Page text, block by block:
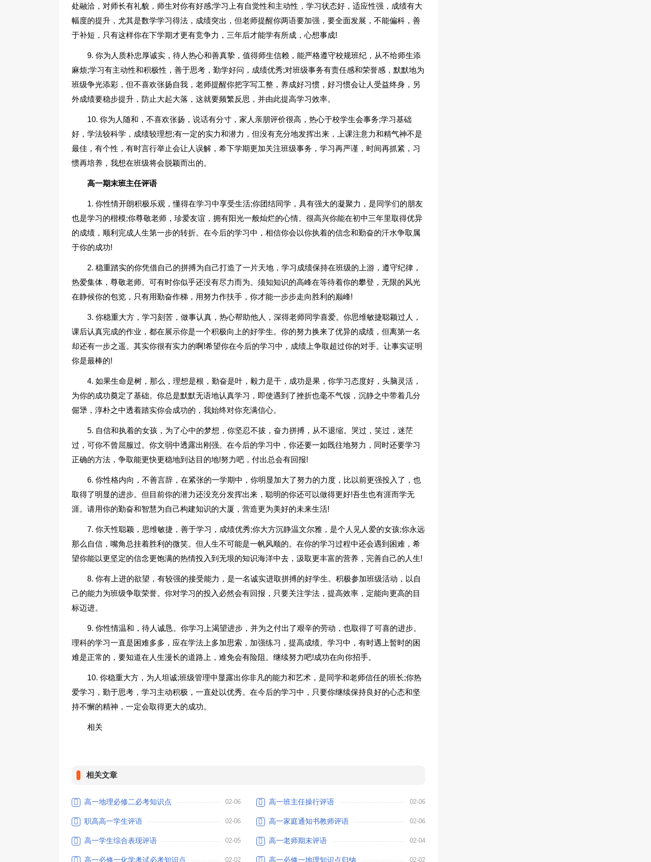
处融洽，对师长有礼貌，师生对你有好感;学习上有自觉性和主动性，学习状态好，适应性强，成绩有大
幅度的提升，尤其是数学学习得法，成绩突出，但老师提醒你两语要加强，要全面发展，不能偏科，善
于补短，只有这样你在下学期才更有竞争力，三年后才能学有所成，心想事成!
9. 你为人质朴忠厚诚实，待人热心和善真挚，值得师生信赖，能严格遵守校规班纪，从不给师生添
麻烦;学习有主动性和积极性，善于思考，勤学好问，成绩优秀;对班级事务有责任感和荣誉感，默默地为
班级争光添彩，但不喜欢张扬自我，老师提醒你把字写工整，养成好习惯，好习惯会让人受益终身，另
外成绩要稳步提升，防止大起大落，这就要频繁反思，并由此提高学习效率。
10. 你为人随和，不喜欢张扬，说话有分寸，家人亲朋评价很高，热心于校学生会事务;学习基础
好，学法较科学，成绩较理想;有一定的实力和潜力，但没有充分地发挥出来，上课注意力和精气神不是
最佳，有个性，有时言行举止会让人误解，希下学期更加关注班级事务，学习再严谨，时间再抓紧，习
惯再培养，我想在班级将会脱颖而出的。
高一期末班主任评语
1. 你性情开朗积极乐观，懂得在学习中享受生活;你团结同学，具有强大的凝聚力，是同学们的朋友
也是学习的楷模;你尊敬老师，珍爱友谊，拥有阳光一般灿烂的心情。很高兴你能在初中三年里取得优异
的成绩，顺利完成人生第一步的转折。在今后的学习中，相信你会以你执着的信念和勤奋的汗水争取属
于你的成功!
2. 稳重踏实的你凭借自己的拼搏为自己打造了一片天地，学习成绩保持在班级的上游，遵守纪律，
热爱集体，尊敬老师。可有时你似乎还没有尽力而为。须知知识的高峰在等待着你的攀登，无限的风光
在静候你的包览，只有用勤奋作梯，用努力作扶手，你才能一步步走向胜利的巅峰!
3. 你稳重大方，学习刻苦，做事认真，热心帮助他人，深得老师同学喜爱。你思维敏捷聪颖过人，
课后认真完成的作业，都在展示你是一个积极向上的好学生。你的努力换来了优异的成绩，但离第一名
却还有一步之遥。其实你很有实力的啊!希望你在今后的学习中，成绩上争取超过你的对手。让事实证明
你是最棒的!
4. 如果生命是树，那么，理想是根，勤奋是叶，毅力是干，成功是果，你学习态度好，头脑灵活，
为你的成功奠定了基础。你总是默默无语地认真学习，即使遇到了挫折也毫不气馁，沉静之中带着几分
倔犟，淳朴之中透着踏实你会成功的，我始终对你充满信心。
5. 自信和执着的女孩，为了心中的梦想，你坚忍不拔，奋力拼搏，从不退缩。哭过，笑过，迷茫
过，可你不曾屈服过。你文弱中透露出刚强。在今后的学习中，你还要一如既往地努力，同时还要学习
正确的方法，争取能更快更稳地到达目的地!努力吧，付出总会有回报!
6. 你性格内向，不善言辞，在紧张的一学期中，你明显加大了努力的力度，比以前更强投入了，也
取得了明显的进步。但目前你的潜力还没充分发挥出来，聪明的你还可以做得更好!吾生也有涯而学无
涯。请用你的勤奋和智慧为自己构建知识的大厦，营造更为美好的未来生活!
7. 你天性聪颖，思维敏捷，善于学习，成绩优秀;你大方沉静温文尔雅，是个人见人爱的女孩;你永远
那么自信，嘴角总挂着胜利的微笑。但人生不可能是一帆风顺的。在你的学习过程中还会遇到困难，希
望你能以更坚定的信念更饱满的热情投入到无垠的知识海洋中去，汲取更丰富的营养，完善自己的人生!
8. 你有上进的欲望，有较强的接受能力，是一名诚实进取拼搏的好学生。积极参加班级活动，以自
己的能力为班级争取荣誉。你对学习的投入必然会有回报，只要关注学法，提高效率，定能向更高的目
标迈进。
9. 你性情温和，待人诚恳。你学习上渴望进步，并为之付出了艰辛的劳动，也取得了可喜的进步。
理科的学习一直是困难多多，应在学法上多加思索，加强练习，提高成绩。学习中，有时遇上暂时的困
难是正常的，要知道在人生漫长的道路上，难免会有险阻。继续努力吧!成功在向你招手。
10. 你稳重大方，为人坦诚;班级管理中显露出你非凡的能力和艺术，是同学和老师信任的班长;你热
爱学习，勤于思考，学习主动积极，一直处以优秀。在今后的学习中，只要你继续保持良好的心态和坚
持不懈的精神，一定会取得更大的成功。
相关
相关文章
高一地理必修二必考知识点 02-06 高一班主任操行评语 02-06
职高高一学生评语 02-06 高一家庭通知书教师评语 02-06
高一学生综合表现评语 02-05 高一老师期末评语 02-04
高一必修一化学考试必考知识点 02-02 高一必修一地理知识点归纳 02-02